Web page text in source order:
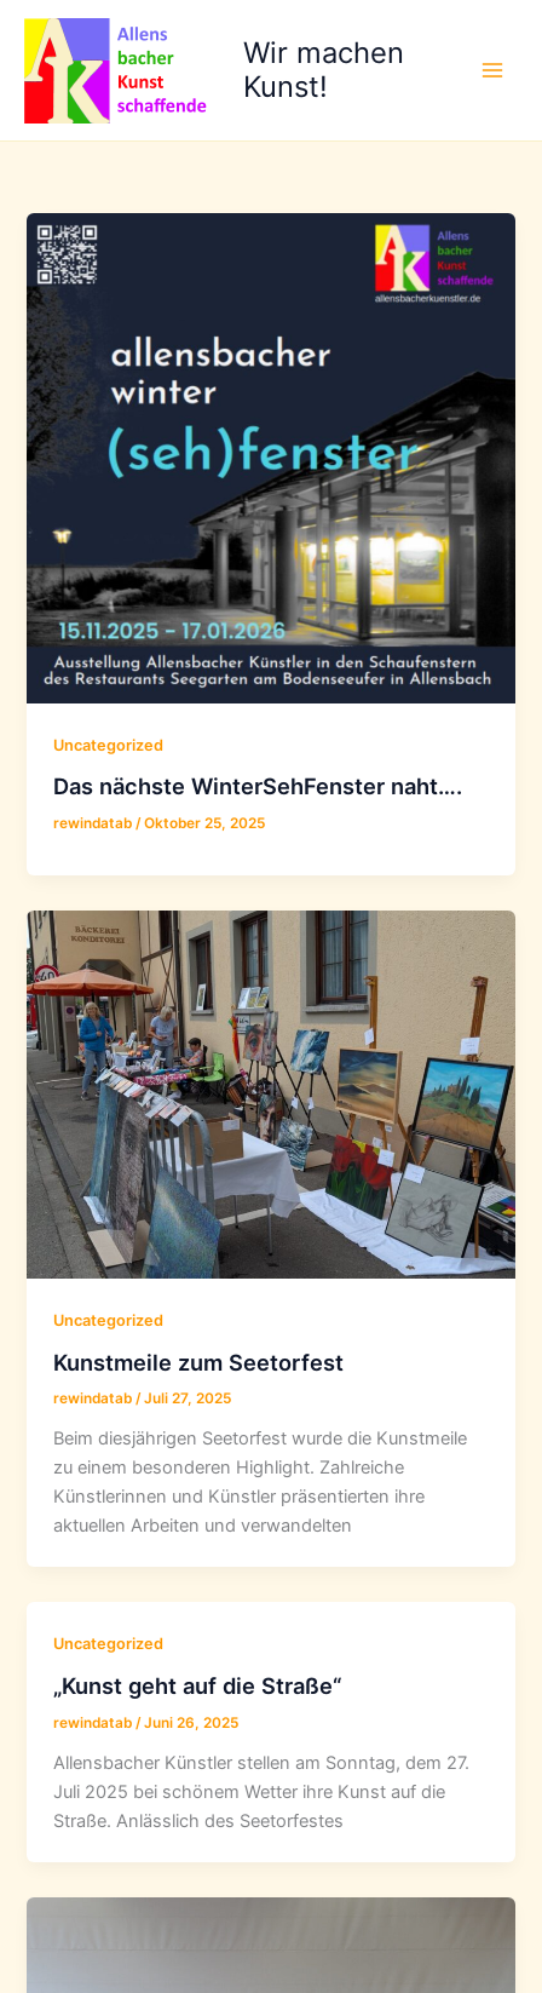
Zum
Inhalt
springen
Wir machen
Kunst!
Uncategorized
Das nächste WinterSehFenster naht….
rewindatab/Oktober 25, 2025
Uncategorized
Kunstmeile zum Seetorfest
rewindatab/Juli 27, 2025
Beim diesjährigen Seetorfest wurde die Kunstmeile
zu einem besonderen Highlight. Zahlreiche
Künstlerinnen und Künstler präsentierten ihre
aktuellen Arbeiten und verwandelten
Uncategorized
„Kunst geht auf die Straße“
rewindatab/Juni 26, 2025
Allensbacher Künstler stellen am Sonntag, dem 27.
Juli 2025 bei schönem Wetter ihre Kunst auf die
Straße. Anlässlich des Seetorfestes